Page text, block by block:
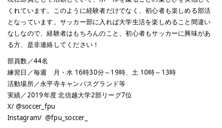
くれています。このように経験者だけでなく、初心者も楽しめる部活
となっています。サッカー部に入れば大学生活を楽しめること間違い
なしなので、経験者はもちろんのこと、初心者もサッカーに興味があ
る方、是非連絡してください！
部員数／44名
練習日／毎週 月・水 16時30分～19時、土 10時～13時
活動場所／永平寺キャンパスグランド等
実績／2019年度 北信越大学2部リーグ7位
X/ @soccer_fpu
Instagram/ @fpu_soccer_